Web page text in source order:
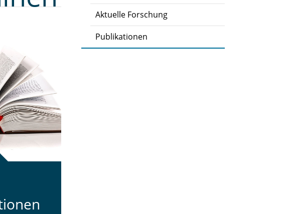
Aktuelle Forschung
Publikationen